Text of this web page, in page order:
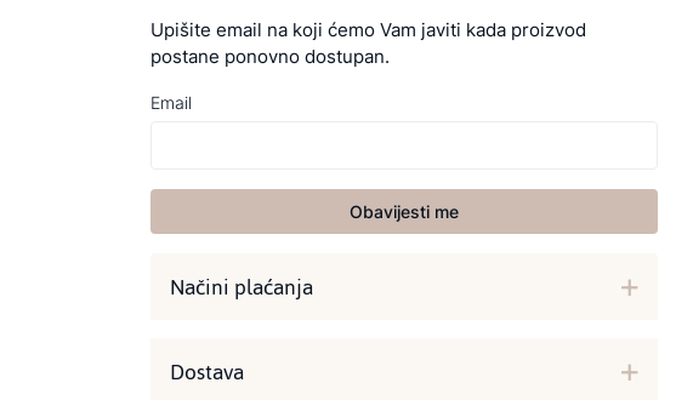
Upišite email na koji ćemo Vam javiti kada proizvod
postane ponovno dostupan.
Email
Obavijesti me
Načini plaćanja
Dostava